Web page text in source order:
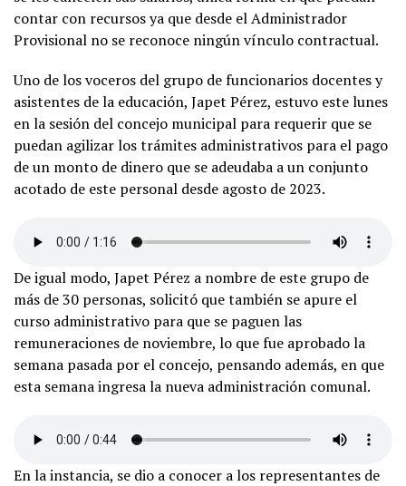
contar con recursos ya que desde el Administrador
Provisional no se reconoce ningún vínculo contractual.
Uno de los voceros del grupo de funcionarios docentes y
asistentes de la educación, Japet Pérez, estuvo este lunes
en la sesión del concejo municipal para requerir que se
puedan agilizar los trámites administrativos para el pago
de un monto de dinero que se adeudaba a un conjunto
acotado de este personal desde agosto de 2023.
De igual modo, Japet Pérez a nombre de este grupo de
más de 30 personas, solicitó que también se apure el
curso administrativo para que se paguen las
remuneraciones de noviembre, lo que fue aprobado la
semana pasada por el concejo, pensando además, en que
esta semana ingresa la nueva administración comunal.
En la instancia, se dio a conocer a los representantes de